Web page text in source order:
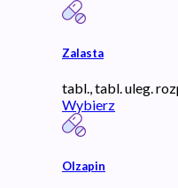
Zalasta
tabl., tabl. uleg.
Wybierz
Olzapin